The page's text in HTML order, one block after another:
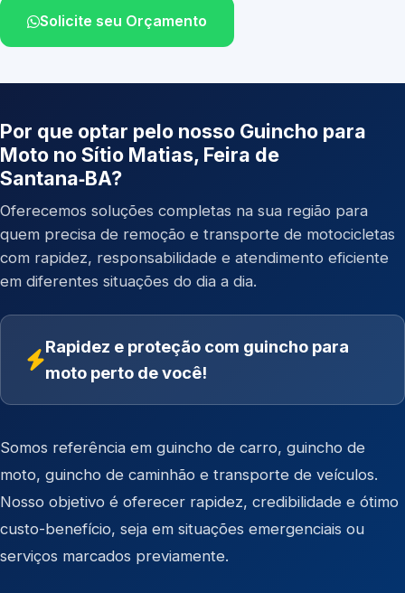
Solicite seu Orçamento
Por que optar pelo nosso Guincho para
Moto no Sítio Matias, Feira de
Santana‑BA?
Oferecemos soluções completas na sua região para
quem precisa de remoção e transporte de motocicletas
com rapidez, responsabilidade e atendimento eficiente
em diferentes situações do dia a dia.
Rapidez e proteção com guincho para
moto perto de você!
Somos referência em guincho de carro, guincho de
moto, guincho de caminhão e transporte de veículos.
Nosso objetivo é oferecer rapidez, credibilidade e ótimo
custo-benefício, seja em situações emergenciais ou
serviços marcados previamente.